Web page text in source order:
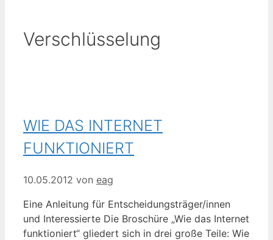
Verschlüsselung
WIE DAS INTERNET
FUNKTIONIERT
10.05.2012 von eag
Eine Anleitung für Entscheidungsträger/innen
und Interessierte Die Broschüre „Wie das Internet
funktioniert“ gliedert sich in drei große Teile: Wie